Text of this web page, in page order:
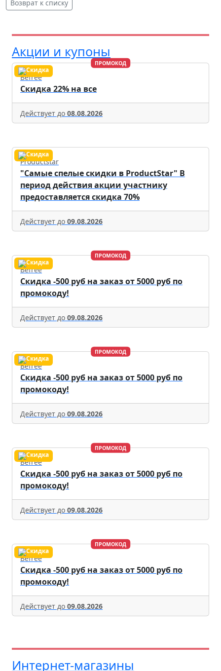
Возврат к списку
Акции и купоны
ПРОМОКОД
Befree
Скидка 22% на все
Действует до 08.08.2026
Productstar
"Самые спелые скидки в ProductStar" В
период действия акции участнику
предоставляется скидка 70%
Действует до 09.08.2026
ПРОМОКОД
Befree
Скидка -500 руб на заказ от 5000 руб по
промокоду!
Действует до 09.08.2026
ПРОМОКОД
Befree
Скидка -500 руб на заказ от 5000 руб по
промокоду!
Действует до 09.08.2026
ПРОМОКОД
Befree
Скидка -500 руб на заказ от 5000 руб по
промокоду!
Действует до 09.08.2026
ПРОМОКОД
Befree
Скидка -500 руб на заказ от 5000 руб по
промокоду!
Действует до 09.08.2026
Интернет-магазины